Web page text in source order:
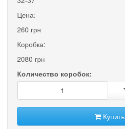
Цена:
260 грн
Коробка:
2080 грн
Количество коробок:
Купить